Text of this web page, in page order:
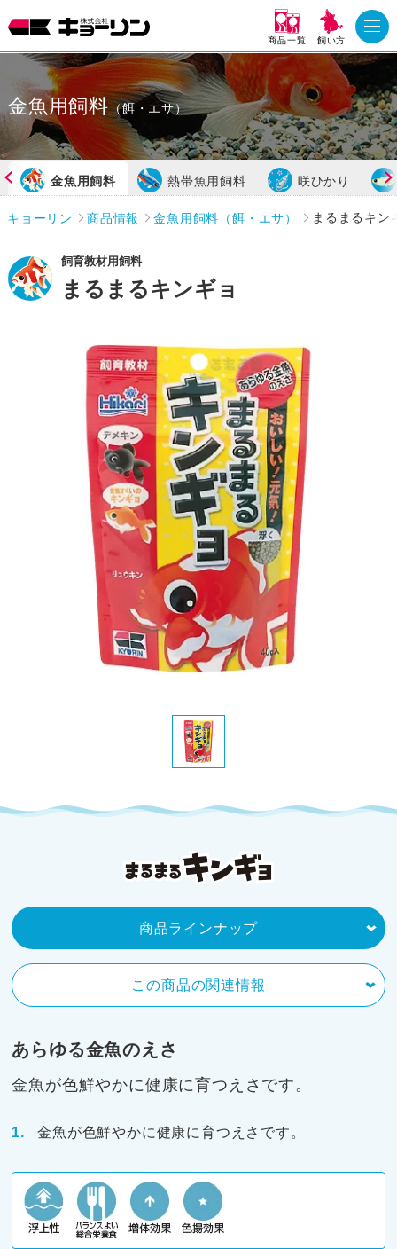
商品一覧 飼い方
金魚用飼料（餌・エサ）
金魚用飼料 熱帯魚用飼料 咲ひかり
キョーリン 商品情報 金魚用飼料（餌・エサ） まるまるキン
飼育教材用飼料
まるまるキンギョ
あらゆる金魚のえさ
金魚が色鮮やかに健康に育つえさです。
商品ラインナップ
この商品の関連情報
金魚が色鮮やかに健康に育つえさです。